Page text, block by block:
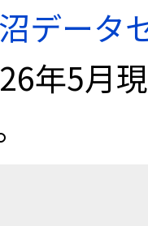
データ
年5月